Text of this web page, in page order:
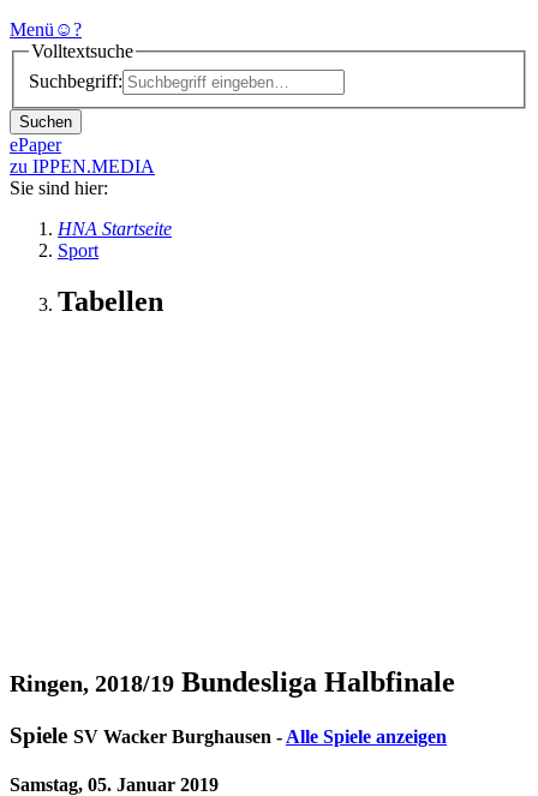
Menü ☺?
Volltextsuche
Suchbegriff:
Suchen
ePaper
zu IPPEN.MEDIA
Sie sind hier:
HNA Startseite
Sport
Tabellen
Ringen, 2018/19 Bundesliga Halbfinale
Spiele SV Wacker Burghausen - Alle Spiele anzeigen
Samstag, 05. Januar 2019